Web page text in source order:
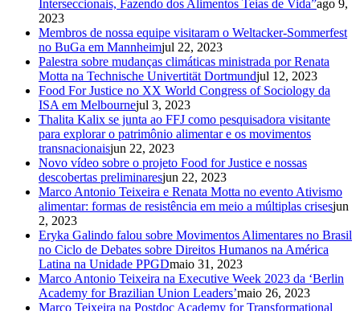
Interseccionais, Fazendo dos Alimentos Teias de Vida”ago 9,
2023
Membros de nossa equipe visitaram o Weltacker-Sommerfest
no BuGa em Mannheimjul 22, 2023
Palestra sobre mudanças climáticas ministrada por Renata
Motta na Technische Univertität Dortmundjul 12, 2023
Food For Justice no XX World Congress of Sociology da
ISA em Melbournejul 3, 2023
Thalita Kalix se junta ao FFJ como pesquisadora visitante
para explorar o patrimônio alimentar e os movimentos
transnacionaisjun 22, 2023
Novo vídeo sobre o projeto Food for Justice e nossas
descobertas preliminaresjun 22, 2023
Marco Antonio Teixeira e Renata Motta no evento Ativismo
alimentar: formas de resistência em meio a múltiplas crisesjun
2, 2023
Eryka Galindo falou sobre Movimentos Alimentares no Brasil
no Ciclo de Debates sobre Direitos Humanos na América
Latina na Unidade PPGDmaio 31, 2023
Marco Antonio Teixeira na Executive Week 2023 da ‘Berlin
Academy for Brazilian Union Leaders’maio 26, 2023
Marco Teixeira na Postdoc Academy for Transformational